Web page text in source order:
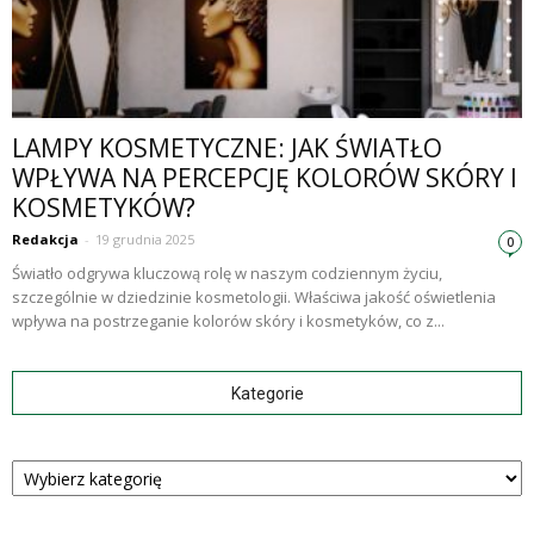
LAMPY KOSMETYCZNE: JAK ŚWIATŁO
WPŁYWA NA PERCEPCJĘ KOLORÓW SKÓRY I
KOSMETYKÓW?
Redakcja - 19 grudnia 2025 0
Światło odgrywa kluczową rolę w naszym codziennym życiu,
szczególnie w dziedzinie kosmetologii. Właściwa jakość oświetlenia
wpływa na postrzeganie kolorów skóry i kosmetyków, co z...
Kategorie
Kategorie